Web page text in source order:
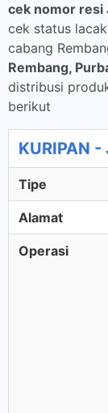
cek nomor resi
cek status
cabang
Rembang,
distribusi
berikut
KURIPAN
Tipe
Alamat
Operasi